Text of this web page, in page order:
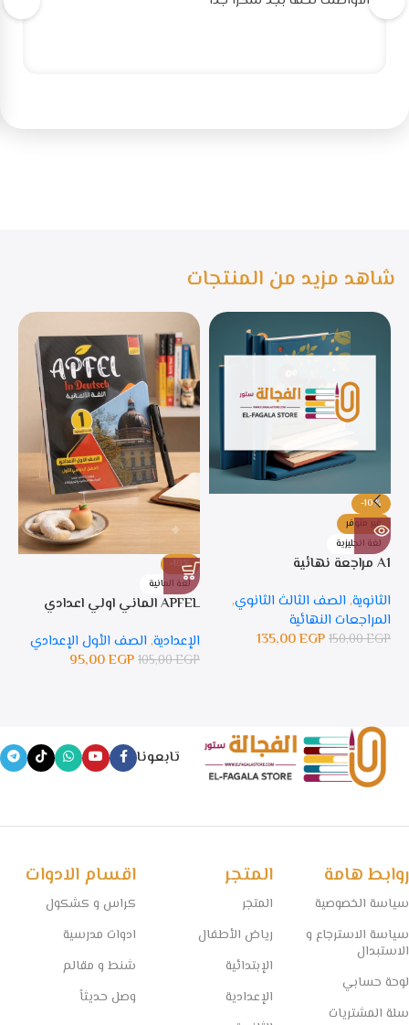
شاهد مزيد من المنتجات
-10%
غير متوفر
لغة انجليزية
A1 مراجعة نهائية
الثانوية, الصف الثالث الثانوي,
المراجعات النهائية
150,00EGP
135,00EGP
-10%
لغة المانية
APFEL الماني اولي اعدادي
الإعدادية, الصف الأول الإعدادي
105,00EGP
95,00EGP
تابعونا
روابط هامة
سياسة الخصوصية
سياسة الاسترجاع و
الاستبدال
لوحة حسابي
سلة المشتريات
المتجر
المتجر
رياض الأطفال
الإبتدائية
الإعدادية
اقسام الادوات
كراس و كشكول
ادوات مدرسية
شنط و مقالم
وصل حديثاً